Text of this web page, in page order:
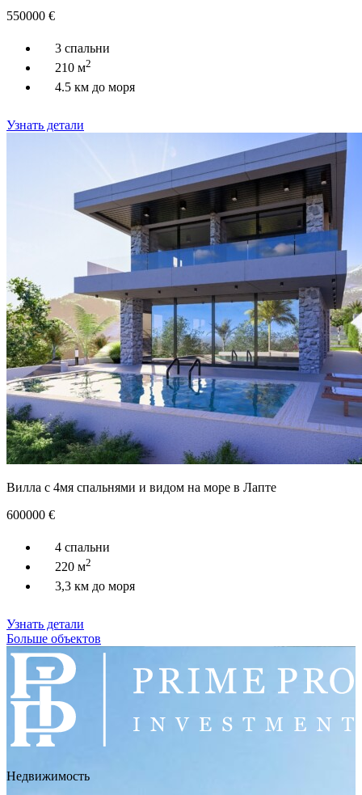
550000 €
3 спальни
210 м2
4.5 км до моря
Узнать детали
Вилла с 4мя спальнями и видом на море в Лапте
600000 €
4 спальни
220 м2
3,3 км до моря
Узнать детали
Больше объектов
Недвижимость